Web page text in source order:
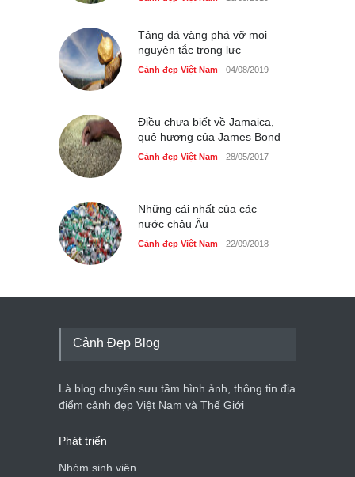
Tảng đá vàng phá vỡ mọi
nguyên tắc trọng lực
Cảnh đẹp Việt Nam 04/08/2019
Điều chưa biết về Jamaica,
quê hương của James Bond
Cảnh đẹp Việt Nam 28/05/2017
Những cái nhất của các
nước châu Âu
Cảnh đẹp Việt Nam 22/09/2018
Cảnh Đẹp Blog
Là blog chuyên sưu tầm hình ảnh, thông tin địa
điểm cảnh đẹp Việt Nam và Thế Giới
Phát triển
Nhóm sinh viên